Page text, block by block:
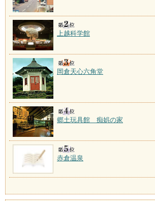
上越科学館
岡倉天心六角堂
郷土玩具館 痴娯の家
赤倉温泉